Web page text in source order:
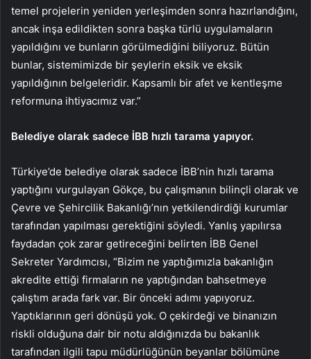
temel projelerin yeniden yerleşimden sonra hazırlandığını,
ancak inşa edildikten sonra başka türlü uygulamaların
yapıldığını ve bunların görülmediğini biliyoruz. Bütün
bunlar, sistemimizde bir şeylerin eksik ve eksik
yapıldığının belgeleridir. Kapsamlı bir afet ve kentleşme
reformuna ihtiyacımız var.”
Belediye olarak sadece İBB hızlı tarama yapıyor.
Türkiye’de belediye olarak sadece İBB’nin hızlı tarama
yaptığını vurgulayan Gökçe, bu çalışmanın bilinçli olarak ve
Çevre ve Şehircilik Bakanlığı’nın yetkilendirdiği kurumlar
tarafından yapılması gerektiğini söyledi. Yanlış yapılırsa
faydadan çok zarar getireceğini belirten İBB Genel
Sekreter Yardımcısı, “Bizim ne yaptığımızla bakanlığın
akredite ettiği firmaların ne yaptığından bahsetmeye
çalıştım arada fark var. Bir önceki adımı yapıyoruz.
Yaptıklarının geri dönüşü yok. O çekirdeği ve binanızın
riskli olduğuna dair bir notu aldığınızda bu bakanlık
tarafından ilgili tapu müdürlüğünün beyanlar bölümüne